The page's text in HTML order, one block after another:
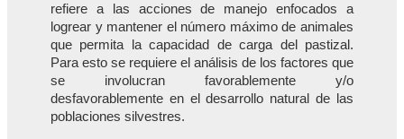
refiere a las acciones de manejo enfocados a
logrear y mantener el número máximo de animales
que permita la capacidad de carga del pastizal.
Para esto se requiere el análisis de los factores que
se involucran favorablemente y/o
desfavorablemente en el desarrollo natural de las
poblaciones silvestres.